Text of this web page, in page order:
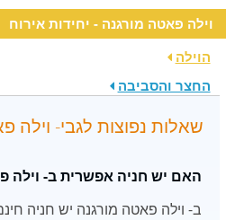
וילה פאטה מורגנה - יחידות אירוח
הוילה
החצר והסביבה
שאלות נפוצות לגבי- וילה
האם יש חניה אפשרית ב- וילה
ב- וילה פאטה מורגנה יש חניה